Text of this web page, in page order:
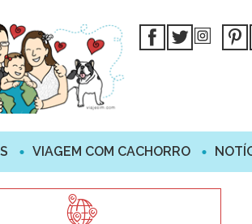
VIAGEM COM CACHORRO